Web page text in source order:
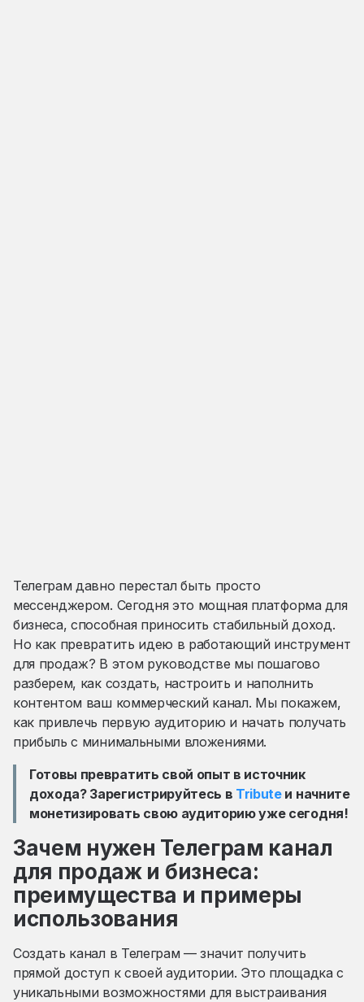
Телеграм давно перестал быть просто
мессенджером. Сегодня это мощная платформа для
бизнеса, способная приносить стабильный доход.
Но как превратить идею в работающий инструмент
для продаж? В этом руководстве мы пошагово
разберем, как создать, настроить и наполнить
контентом ваш коммерческий канал. Мы покажем,
как привлечь первую аудиторию и начать получать
прибыль с минимальными вложениями.
Готовы превратить свой опыт в источник
дохода? Зарегистрируйтесь в Tributeи начните
монетизировать свою аудиторию уже сегодня!
Зачем нужен Телеграм канал
для продаж и бизнеса:
преимущества и примеры
использования
Создать канал в Телеграм — значит получить
прямой доступ к своей аудитории. Это площадка с
уникальными возможностями для выстраивания